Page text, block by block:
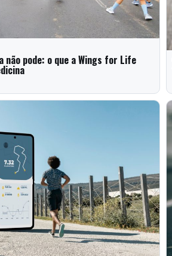
não pode: o que a Wings for Life